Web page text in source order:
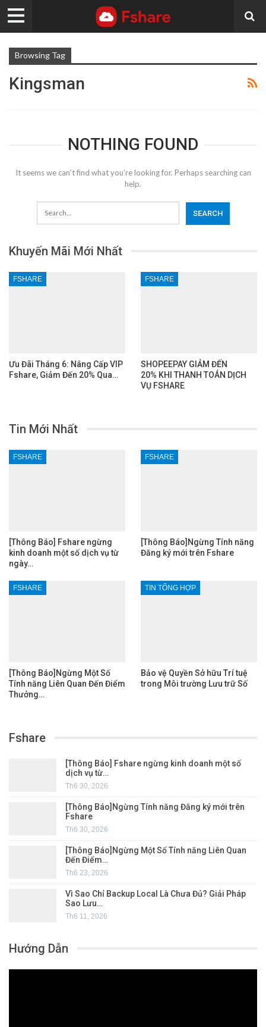
Browsing Tag
Kingsman
NOTHING FOUND
It seems we can’t find what you’re looking for. Perhaps searching can
help.
Khuyến Mãi Mới Nhất
FSHARE
Ưu Đãi Tháng 6: Nâng Cấp VIP
Fshare, Giảm Đến 20% Qua…
FSHARE
SHOPEEPAY GIẢM ĐẾN
20% KHI THANH TOÁN DỊCH
VỤ FSHARE
Tin Mới Nhất
FSHARE
[Thông Báo] Fshare ngừng
kinh doanh một số dịch vụ từ
ngày…
FSHARE
[Thông Báo]Ngừng Tính năng
Đăng ký mới trên Fshare
FSHARE
[Thông Báo]Ngừng Một Số
Tính năng Liên Quan Đến Điểm
Thưởng…
TIN TỔNG HỢP
Bảo vệ Quyền Sở hữu Trí tuệ
trong Môi trường Lưu trữ Số
Fshare
[Thông Báo] Fshare ngừng kinh doanh một số
dịch vụ từ…
Th6 30, 2026
[Thông Báo]Ngừng Tính năng Đăng ký mới trên
Fshare
Th6 30, 2026
[Thông Báo]Ngừng Một Số Tính năng Liên Quan
Đến Điểm…
Th6 23, 2026
Vì Sao Chỉ Backup Local Là Chưa Đủ? Giải Pháp
Sao Lưu…
Th6 11, 2026
Hướng Dẫn